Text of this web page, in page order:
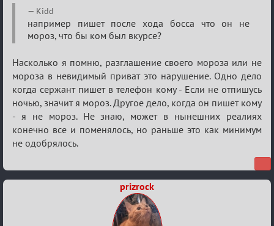
Re:
Ценная
игровая
информация
Kidd
например пишет после хода босса что он не
мороз, что бы ком был вкурсе?
Насколько я помню, разглашение своего мороза или не
мороза в невидимый приват это нарушение. Одно дело
когда сержант пишет в телефон кому - Если не отпишусь
ночью, значит я мороз. Другое дело, когда он пишет кому
- я не мороз. Не знаю, может в нынешних реалиях
конечно все и поменялось, но раньше это как минимум
не одобрялось.
prizrock